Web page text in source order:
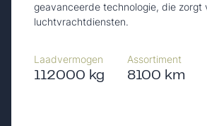
geavanceerde technologie, die zorgt
luchtvrachtdiensten.
Laadvermogen
112000 kg
Assortiment
8100 km